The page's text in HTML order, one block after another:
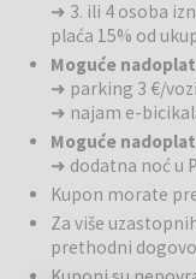
Gastrononija :
tradicionalnim i
sastojaka u
specijaliteta i pažljivo
upotpunite vrhunskim
osvježavajućim
Rekreacija : Provedite
raznolika ponuda
➜ 3. ili 4 osoba
plaća 15% od
Moguće
➜ parking 3 €/
➜ najam e-
Moguće
➜ dodatna noć u
Kupon morate
Za više
prethodni